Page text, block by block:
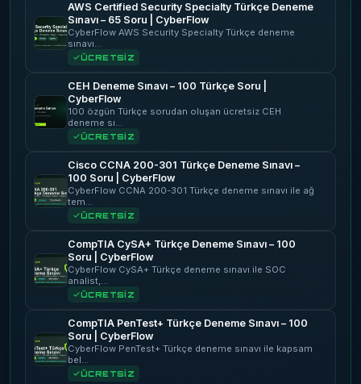
AWS Certified Security Specialty Türkçe Deneme
Sınavı – 65 Soru | CyberFlow
CyberFlow AWS Security Specialty Türkçe deneme
sınavı…
ÜCRETSİZ
CEH Deneme Sınavı – 100 Türkçe Soru |
CyberFlow
100 özgün Türkçe sorudan oluşan ücretsiz CEH
deneme sı…
ÜCRETSİZ
Cisco CCNA 200-301 Türkçe Deneme Sınavı –
100 Soru | CyberFlow
CyberFlow CCNA 200-301 Türkçe deneme sınavı ile ağ
tem…
ÜCRETSİZ
CompTIA CySA+ Türkçe Deneme Sınavı – 100
Soru | CyberFlow
CyberFlow CySA+ Türkçe deneme sınavı ile SOC
analist,…
ÜCRETSİZ
CompTIA PenTest+ Türkçe Deneme Sınavı – 100
Soru | CyberFlow
CyberFlow PenTest+ Türkçe deneme sınavı ile kapsam
bel…
ÜCRETSİZ